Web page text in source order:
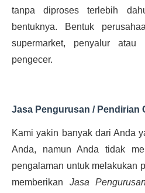
tanpa diproses terlebih
bentuknya. Bentuk
supermarket, penyalur atau
pengecer.
Jasa Pengurusan / Pendirian
Kami yakin banyak dari Anda
Anda, namun Anda tidak
pengalaman untuk melakukan
memberikan Jasa